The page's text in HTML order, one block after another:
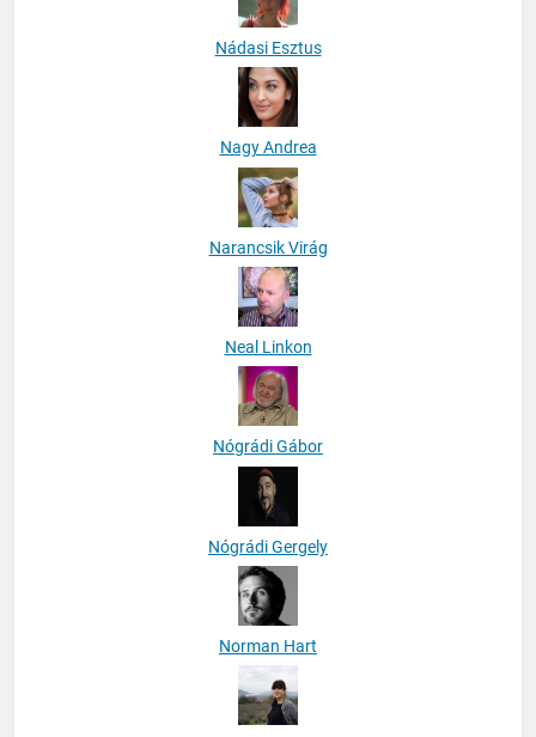
Nádasi Esztus
Nagy Andrea
Narancsik Virág
Neal Linkon
Nógrádi Gábor
Nógrádi Gergely
Norman Hart